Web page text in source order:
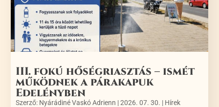
III. fokú hőségriasztás – ismét
működnek a párakapuk
Edelényben
Szerző: Nyárádiné Vaskó Adrienn |2026. 07. 30. | Hírek